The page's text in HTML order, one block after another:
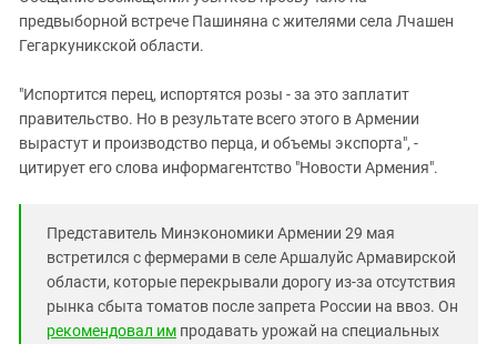
предвыборной встрече Пашиняна с жителями села Лчашен
Гегаркуникской области.
"Испортится перец, испортятся розы - за это заплатит
правительство. Но в результате всего этого в Армении
вырастут и производство перца, и объемы экспорта", -
цитирует его слова информагентство "Новости Армения".
Представитель Минэкономики Армении 29 мая
встретился с фермерами в селе Аршалуйс Армавирской
области, которые перекрывали дорогу из-за отсутствия
рынка сбыта томатов после запрета России на ввоз. Он
рекомендовал им продавать урожай на специальных